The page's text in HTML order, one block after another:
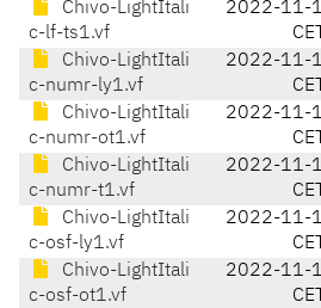
Chivo-LightItali
c-lf-ts1.vf
2022-11-
CET
Chivo-LightItali
c-numr-ly1.vf
2022-11-
CET
Chivo-LightItali
c-numr-ot1.vf
2022-11-
CET
Chivo-LightItali
c-numr-t1.vf
2022-11-
CET
Chivo-LightItali
c-osf-ly1.vf
2022-11-
CET
Chivo-LightItali
c-osf-ot1.vf
2022-11-
CET